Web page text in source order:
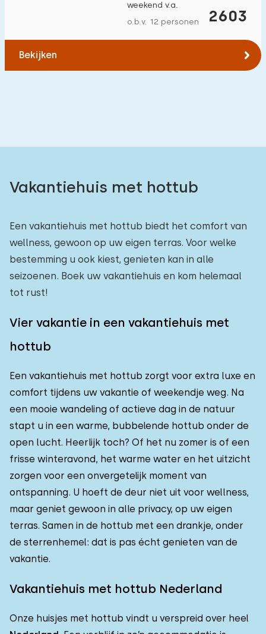
2603
weekend v.a.
o.b.v. 12 personen
Bekijken
Vakantiehuis met hottub
Een vakantiehuis met hottub biedt het comfort van
wellness, gewoon op uw eigen terras. Voor welke
bestemming u ook kiest, genieten kan in alle
seizoenen. Boek uw vakantiehuis en kom helemaal
tot rust!
Vier vakantie in een vakantiehuis met
hottub
Een vakantiehuis met hottub zorgt voor extra luxe en
comfort tijdens uw vakantie of weekendje weg. Na
een mooie wandeling of actieve dag in de natuur
stapt u in een warme, bubbelende hottub onder de
open lucht. Heerlijk toch? Of het nu zomer is of een
frisse winteravond, het warme water en het uitzicht
zorgen voor een onvergetelijk moment van
ontspanning. U hoeft de deur niet uit voor wellness,
maar geniet gewoon in alle privacy, op uw eigen
terras. Samen in de hottub met een drankje, onder
de sterrenhemel: dat is pas écht genieten van de
vakantie.
Vakantiehuis met hottub Nederland
Onze huisjes met hottub vindt u verspreid over heel